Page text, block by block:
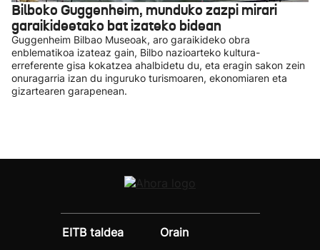
Bilboko Guggenheim, munduko zazpi mirari
garaikideetako bat izateko bidean
Guggenheim Bilbao Museoak, aro garaikideko obra
enblematikoa izateaz gain, Bilbo nazioarteko kultura-
erreferente gisa kokatzea ahalbidetu du, eta eragin sakon zein
onuragarria izan du inguruko turismoaren, ekonomiaren eta
gizartearen garapenean.
EITB taldea
Orain